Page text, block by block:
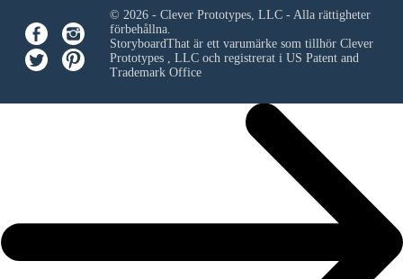
© 2026 - Clever Prototypes, LLC - Alla rättigheter
förbehållna.
StoryboardThat är ett varumärke som tillhör Clever
Prototypes , LLCoch registrerat i US Patent and
Trademark Office